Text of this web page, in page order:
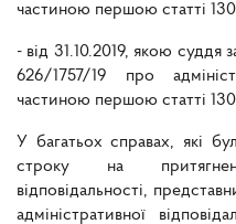
частиною першою статті
- від 31.10.2019, якою
626/1757/19 про
частиною першою статті
У багатьох справах, які
строку на
відповідальності,
адміністративної